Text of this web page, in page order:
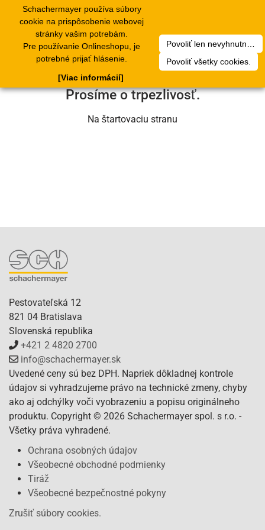
Schachermayer používa súbory
cookie na prispôsobenie webovej
stránky vašim potrebám.
Pre používanie Onlineshopu, je
potrebné prijať hlásenie.
Povoliť všetky cookies.
[Viac informácií]
Ľutujeme, ale došlo k technickej chybe.
Náš servisný tím na nej už pracuje.
Prosíme o trpezlivosť.
Na štartovaciu stranu
Pestovateľská 12
821 04 Bratislava
Slovenská republika
+421 2 4820 2700
info@schachermayer.sk
Uvedené ceny sú bez DPH. Napriek dôkladnej kontrole
údajov si vyhradzujeme právo na technické zmeny, chyby
ako aj odchýlky voči vyobrazeniu a popisu originálneho
produktu. Copyright © 2026 Schachermayer spol. s r.o. -
Všetky práva vyhradené.
Ochrana osobných údajov
Všeobecné obchodné podmienky
Tiráž
Všeobecné bezpečnostné pokyny
Zrušiť súbory cookies.